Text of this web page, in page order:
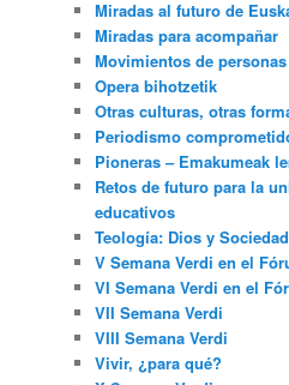
Miradas al futuro de
Miradas para acompañar
Movimientos de
Opera bihotzetik
Otras culturas, otras
Periodismo
Pioneras – Emakumeak
Retos de futuro para la
educativos
Teología: Dios y Sociedad
V Semana Verdi en el
VI Semana Verdi en el
VII Semana Verdi
VIII Semana Verdi
Vivir, ¿para qué?